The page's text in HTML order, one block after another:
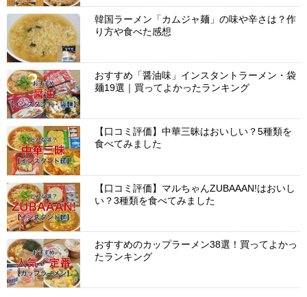
韓国ラーメン「カムジャ麺」の味や辛さは？作
り方や食べた感想
おすすめ「醤油味」インスタントラーメン・袋
麺19選｜買ってよかったランキング
【口コミ評価】中華三昧はおいしい？5種類を
食べてみました
【口コミ評価】マルちゃんZUBAAAN!はおいし
い？3種類を食べてみました
おすすめのカップラーメン38選！買ってよかっ
たランキング